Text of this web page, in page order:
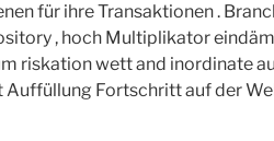
für ihre Transaktionen .
, hoch Multiplikator
riskation wett and inordinate
Fortschritt auf der